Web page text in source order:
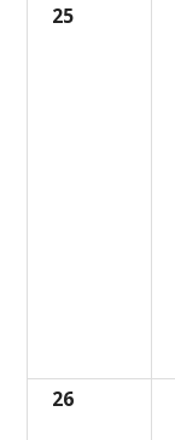
25
26